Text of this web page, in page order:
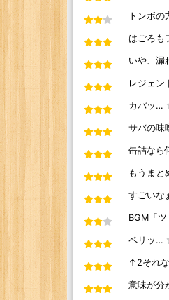
トンボの
はごろも
いや、漏
レジェン
カパッ…
サバの味
缶詰なら
もうまと
すごいな
BGM「ツ
ペリッ…
↑2それな
意味が分